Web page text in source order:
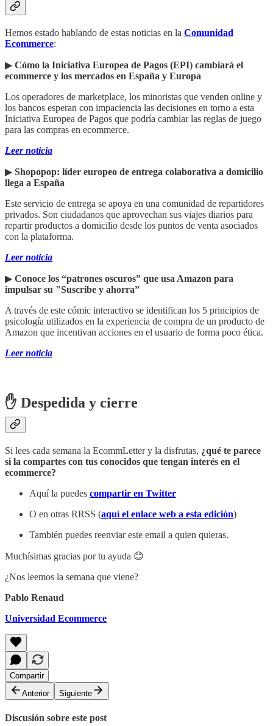
Hemos estado hablando de estas noticias en la Comunidad
Ecommerce:
▶︎ Cómo la Iniciativa Europea de Pagos (EPI) cambiará el
ecommerce y los mercados en España y Europa
Los operadores de marketplace, los minoristas que venden online y
los bancos esperan con impaciencia las decisiones en torno a esta
Iniciativa Europea de Pagos que podría cambiar las reglas de juego
para las compras en ecommerce.
Leer noticia
▶︎ Shopopop: líder europeo de entrega colaborativa a domicilio
llega a España
Este servicio de entrega se apoya en una comunidad de repartidores
privados. Son ciudadanos que aprovechan sus viajes diarios para
repartir productos a domicilio desde los puntos de venta asociados
con la plataforma.
Leer noticia
▶︎ Conoce los “patrones oscuros” que usa Amazon para
impulsar su "Suscribe y ahorra”
A través de este cómic interactivo se identifican los 5 principios de
psicología utilizados en la experiencia de compra de un producto de
Amazon que incentivan acciones en el usuario de forma poco ética.
Leer noticia
✋ Despedida y cierre
Si lees cada semana la EcommLetter y la disfrutas, ¿qué te parece
si la compartes con tus conocidos que tengan interés en el
ecommerce?
Aquí la puedes compartir en Twitter
O en otras RRSS (aquí el enlace web a esta edición)
También puedes reenviar este email a quien quieras.
Muchísimas gracias por tu ayuda 😊
¿Nos leemos la semana que viene?
Pablo Renaud
Universidad Ecommerce
Compartir
Anterior
Siguiente
Discusión sobre este post